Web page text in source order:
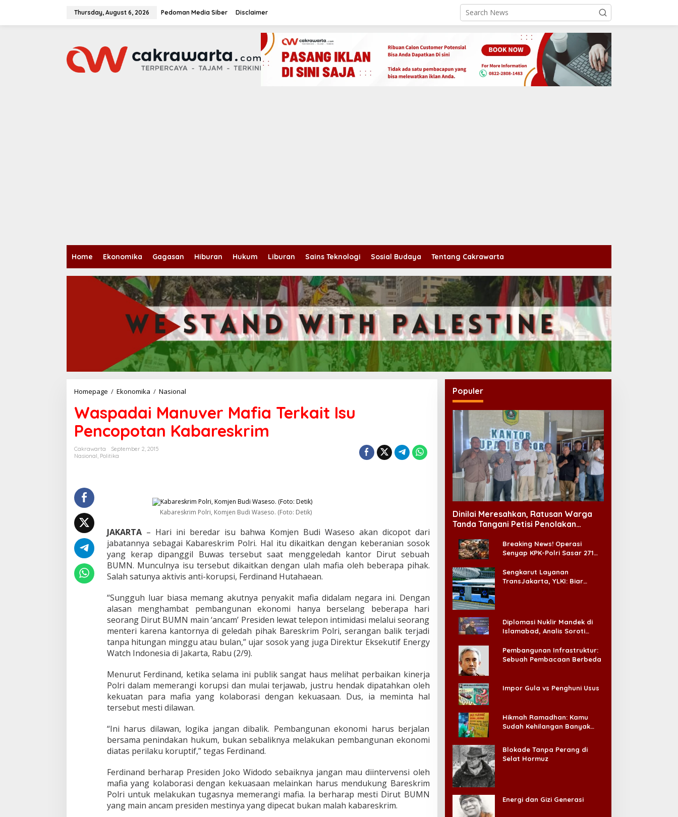
Thursday, August 6, 2026 Pedoman Media Siber Disclaimer
Home Ekonomika Gagasan Hiburan Hukum Liburan Sains Teknologi Sosial Budaya Tentang Cakrawarta
Homepage / Ekonomika / Nasional
s
p
a
d
v
e
M
f
i
a
T
e
k
a
i
t
I
s
u
e
n
c
o
p
t
a
n
K
b
a
r
e
s
Waspadai Manuver Mafia Terkait Isu
Pencopotan Kabareskrim
Cakrawarta
September 2, 2015
Nasional Politika
Kabareskrim Polri, Komjen Budi Waseso. (Foto: Detik)
JAKARTA– Hari ini beredar isu bahwa Komjen Budi Waseso akan dicopot dari
jabatannya sebagai Kabareskrim Polri. Hal itu dikaitkan dengan keberanian sosok
yang kerap dipanggil Buwas tersebut saat menggeledah kantor Dirut sebuah
BUMN. Munculnya isu tersebut dikaitkan dengan ulah mafia oleh beberapa pihak.
Salah satunya aktivis anti-korupsi, Ferdinand Hutahaean.
“Sungguh luar biasa memang akutnya penyakit mafia didalam negara ini. Dengan
alasan menghambat pembangunan ekonomi hanya berselang beberapa hari
seorang Dirut BUMN main ‘ancam’ Presiden lewat telepon intimidasi melalui seorang
menteri karena kantornya di geledah pihak Bareskrim Polri, serangan balik terjadi
tanpa hitungan minggu atau bulan,” ujar sosok yang juga Direktur Eksekutif Energy
Watch Indonesia di Jakarta, Rabu (2/9).
Menurut Ferdinand, ketika selama ini publik sangat haus melihat perbaikan kinerja
Polri dalam memerangi korupsi dan mulai terjawab, justru hendak dipatahkan oleh
kekuatan para mafia yang kolaborasi dengan kekuasaan. Dus, ia meminta hal
tersebut mesti dilawan.
“Ini harus dilawan, logika jangan dibalik. Pembangunan ekonomi harus berjalan
bersama penindakan hukum, bukan sebaliknya melakukan pembangunan ekonomi
diatas perilaku koruptif,” tegas Ferdinand.
Ferdinand berharap Presiden Joko Widodo sebaiknya jangan mau diintervensi oleh
mafia yang kolaborasi dengan kekuasaan melainkan harus mendukung Bareskrim
Polri untuk melakukan tugasnya memerangi mafia. Ia berharap mesti Dirut BUMN
yang main ancam presiden mestinya yang dipecat bukan malah kabareskrim.
Populer
Dinilai Meresahkan, Ratusan Warga
Tanda Tangani Petisi Penolakan
Breaking News! Operasi
Senyap KPK-Polri Sasar 271
Ada ‘Badai Pemeriksaan’
Sengkarut Layanan
TransJakarta, YLKI: Biar
Diplomasi Nuklir Mandek di
Islamabad, Analis Soroti
Pembangunan Infrastruktur:
Sebuah Pembacaan Berbeda
Impor Gula vs Penghuni Usus
Hikmah Ramadhan: Kamu
Sudah Kehilangan Banyak
Blokade Tanpa Perang di
Selat Hormuz
Energi dan Gizi Generasi